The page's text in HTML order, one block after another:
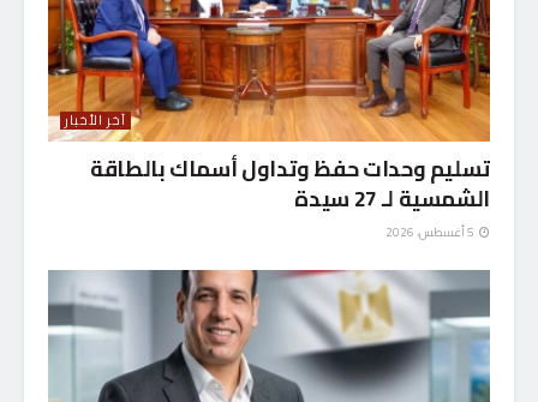
آخر الأخبار
تسليم وحدات حفظ وتداول أسماك بالطاقة
الشمسية لـ 27 سيدة